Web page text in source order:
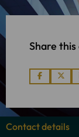
Share
ShareShare
Contact details